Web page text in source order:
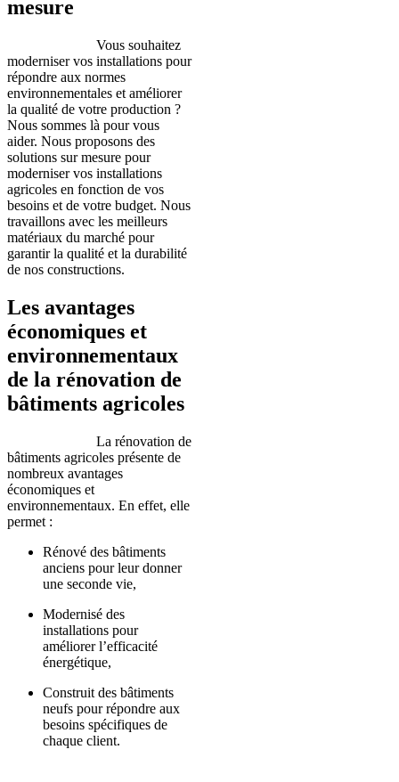
mesure
Vous souhaitez
moderniser vos installations pour
répondre aux normes
environnementales et améliorer
la qualité de votre production ?
Nous sommes là pour vous
aider. Nous proposons des
solutions sur mesure pour
moderniser vos installations
agricoles en fonction de vos
besoins et de votre budget. Nous
travaillons avec les meilleurs
matériaux du marché pour
garantir la qualité et la durabilité
de nos constructions.
Les avantages
économiques et
environnementaux
de la rénovation de
bâtiments agricoles
La rénovation de
bâtiments agricoles présente de
nombreux avantages
économiques et
environnementaux. En effet, elle
permet :
Rénové des bâtiments
anciens pour leur donner
une seconde vie,
Modernisé des
installations pour
améliorer l’efficacité
énergétique,
Construit des bâtiments
neufs pour répondre aux
besoins spécifiques de
chaque client.